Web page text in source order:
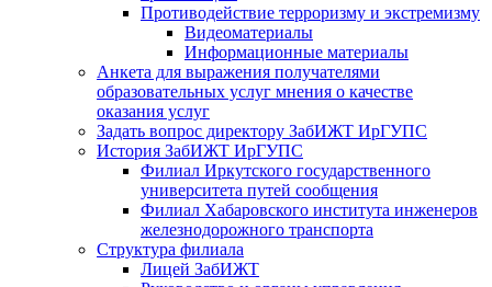
Противодействие терроризму и экстремизму
Видеоматериалы
Информационные материалы
Анкета для выражения получателями
образовательных услуг мнения о качестве
оказания услуг
Задать вопрос директору ЗабИЖТ ИрГУПС
История ЗабИЖТ ИрГУПС
Филиал Иркутского государственного
университета путей сообщения
Филиал Хабаровского института инженеров
железнодорожного транспорта
Структура филиала
Лицей ЗабИЖТ